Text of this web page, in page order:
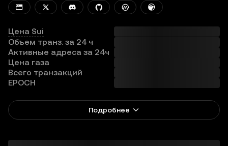
Все блокчейны
Цена Sui
Объем транз. за 24 ч
Активные адреса за 24ч
Цена газа
Всего транзакций
EPOCH
Подробнее